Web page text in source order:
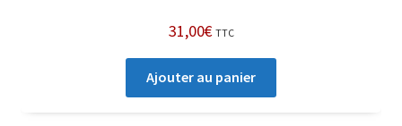
31,00€ TTC
Ajouter au panier